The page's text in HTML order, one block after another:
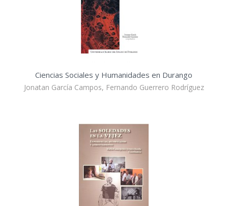
Ciencias Sociales y Humanidades en Durango
Jonatan García Campos, Fernando Guerrero Rodríguez